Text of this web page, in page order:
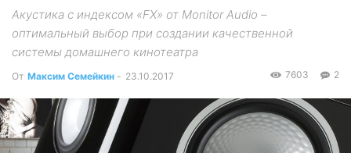
Акустика с индексом «FX» от Monitor Audio –
оптимальный выбор при создании качественной
системы домашнего кинотеатра
От Максим Семейкин - 23.10.2017 2
7603